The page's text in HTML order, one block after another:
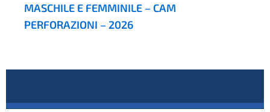
MASCHILE E FEMMINILE – CAM
PERFORAZIONI – 2026